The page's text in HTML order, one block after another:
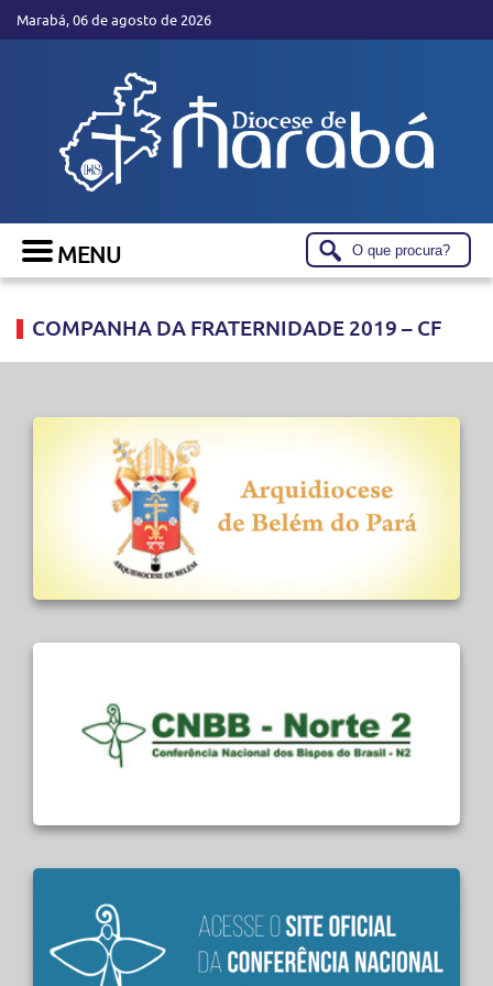
Marabá, 06 de agosto de 2026
COMPANHA DA FRATERNIDADE 2019 – CF